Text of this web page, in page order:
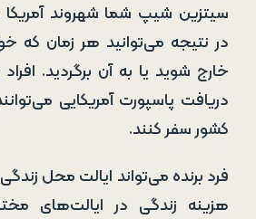
سیتزین شیپ شما شهروند
در نتیجه می‌توانید هر زمان که
خارج شوید یا به آن برگردید.
کشور سفر کنند.
فرد برنده می‌تواند ایالت محل
هزینه زندگی در ایالت‌های